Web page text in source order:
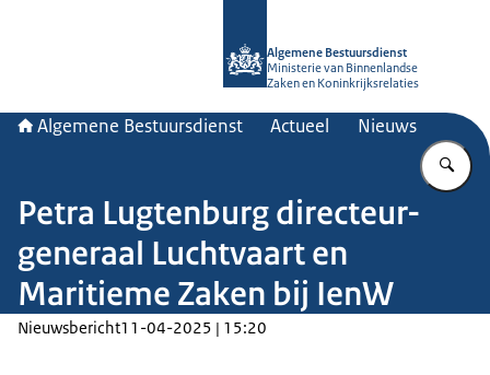
Algemene Bestuursdienst
Ministerie van Binnenlandse
Zaken en Koninkrijksrelaties
Algemene Bestuursdienst Actueel Nieuws
Petra Lugtenburg directeur-
generaal Luchtvaart en
Maritieme Zaken bij IenW
Nieuwsbericht11-04-2025 | 15:20